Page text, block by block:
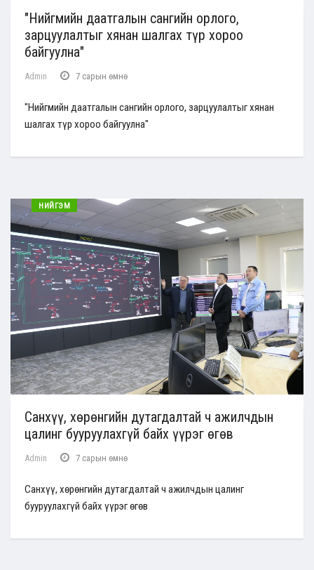
"Нийгмийн даатгалын сангийн орлого,
зарцуулалтыг хянан шалгах түр хороо
байгуулна"
Admin 7 сарын өмнө
"Нийгмийн даатгалын сангийн орлого, зарцуулалтыг хянан
шалгах түр хороо байгуулна"
НИЙГЭМ
Санхүү, хөрөнгийн дутагдалтай ч ажилчдын
цалинг бууруулахгүй байх үүрэг өгөв
Admin 7 сарын өмнө
Санхүү, хөрөнгийн дутагдалтай ч ажилчдын цалинг
бууруулахгүй байх үүрэг өгөв